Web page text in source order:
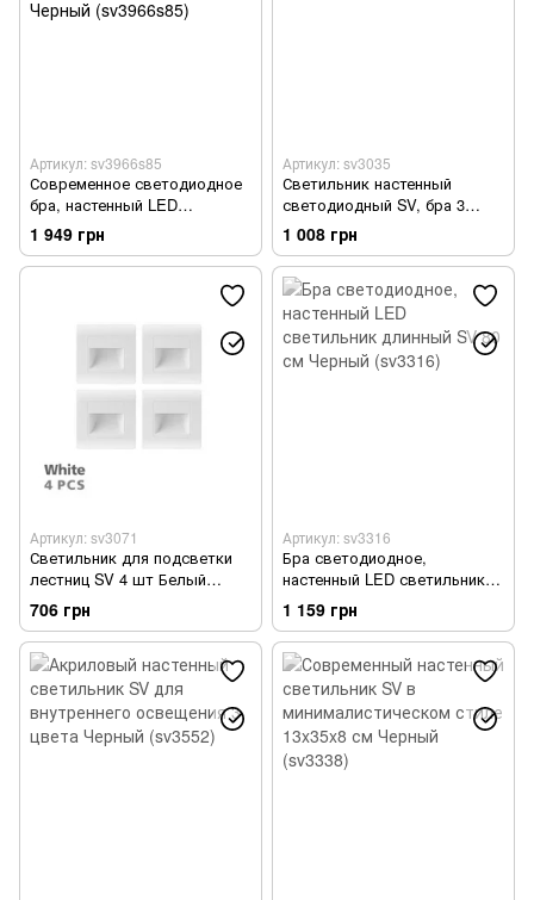
Артикул: sv3966s85
Современное светодиодное
бра, настенный LED
светильник SV 85 см Черный
(sv3966s85)
1 949 грн
Артикул: sv3035
Светильник настенный
светодиодный SV, бра 3
цвета света Черный (sv3035)
1 008 грн
Артикул: sv3071
Светильник для подсветки
лестниц SV 4 шт Белый
(sv3071)
706 грн
Артикул: sv3316
Бра светодиодное,
настенный LED светильник
длинный SV 80 см Черный
(sv3316)
1 159 грн